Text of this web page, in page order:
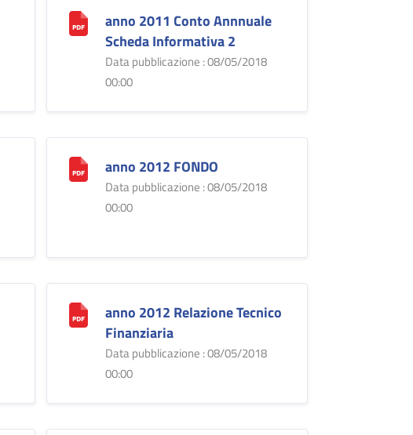
anno 2011 Conto Annnuale
Scheda Informativa 2
Data pubblicazione : 08/05/2018
00:00
anno 2012 FONDO
Data pubblicazione : 08/05/2018
00:00
anno 2012 Relazione Tecnico
Finanziaria
Data pubblicazione : 08/05/2018
00:00